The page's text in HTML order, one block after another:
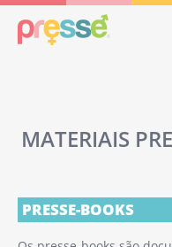
MATERIAIS
PRESSE-BOOKS